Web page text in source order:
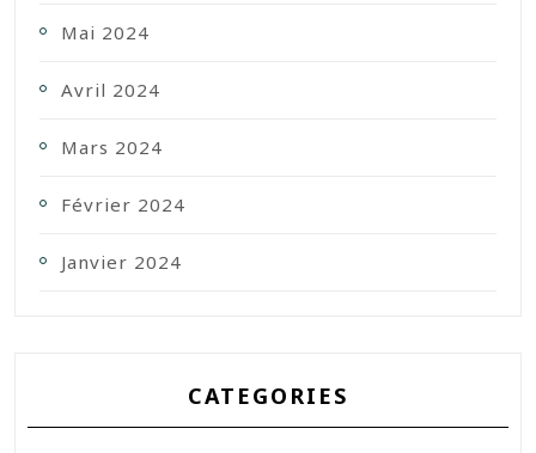
Mai 2024
Avril 2024
Mars 2024
Février 2024
Janvier 2024
CATEGORIES